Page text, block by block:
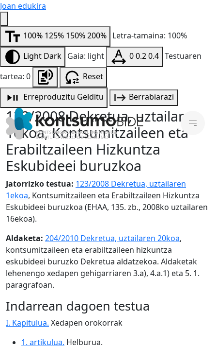
Joan edukira
100% 125% 150%200% Letra-tamaina: 100%
Light Dark Gaia: light 00.20.4 Testuaren
tartea: 0
Reset
Erreproduzitu Gelditu Berrabiarazi
123/2008 Dekretua, uztailaren
1ekoa, Kontsumitzaileen eta
Erabiltzaileen Hizkuntza
Eskubideei buruzkoa
Jatorrizko testua: 123/2008 Dekretua, uztailaren
1ekoa, Kontsumitzaileen eta Erabiltzaileen Hizkuntza
Eskubideei buruzkoa (EHAA, 135. zb., 2008ko uztailaren
16ekoa).
Aldaketa: 204/2010 Dekretua, uztailaren 20koa,
kontsumitzaileen eta erabiltzaileen hizkuntza
eskubideei buruzko Dekretua aldatzekoa. Aldaketak
lehenengo xedapen gehigarriaren 3.a), 4.a.1) eta 5. 1.
paragrafoan.
Indarrean dagoen testua
I. Kapitulua. Xedapen orokorrak
1. artikulua. Helburua.